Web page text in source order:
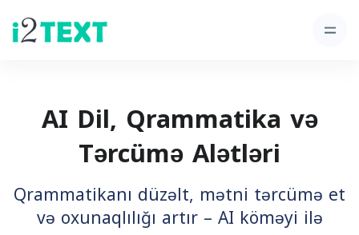
AI Dil, Qrammatika və
Tərcümə Alətləri
Qrammatikanı düzəlt, mətni tərcümə et
və oxunaqlılığı artır – AI köməyi ilə